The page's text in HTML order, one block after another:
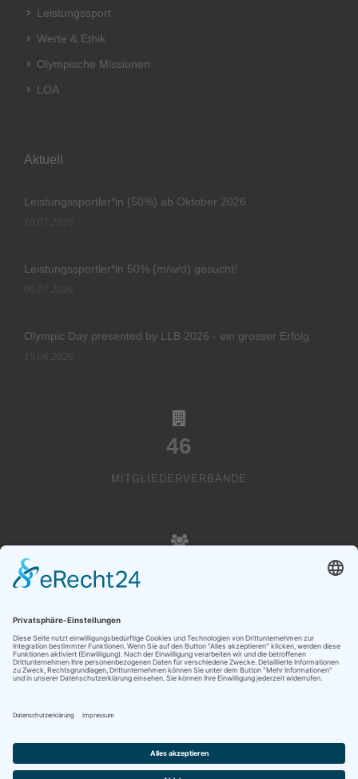
Leistungssport
Werte & Ethik
Olympische Missionen
LOA
Aktuell
Leistungssportler*in (50%) ab Oktober 2026
10.07.2026
Leistungssportler*in 50% (m/w/d) gesucht!
06.07.2026
Olympic Day presented by LLB 2026 - ein grosser Erfolg
19.06.2026
46
MITGLIEDERVERBÄNDE